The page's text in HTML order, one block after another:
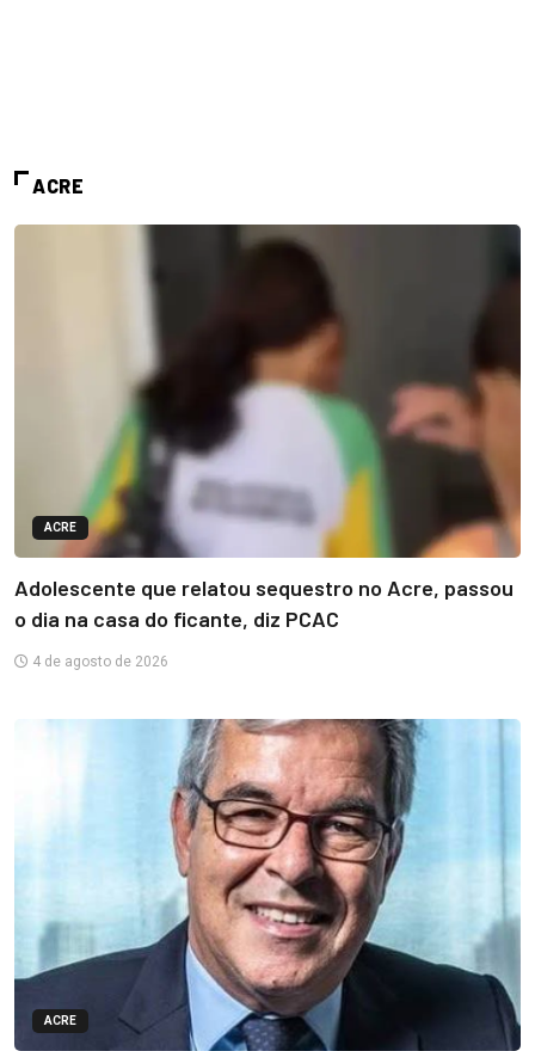
ACRE
ACRE
Adolescente que relatou sequestro no Acre, passou
o dia na casa do ficante, diz PCAC
4 de agosto de 2026
ACRE